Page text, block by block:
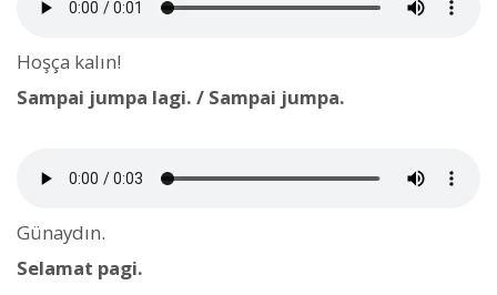
Hoşça kalın!
Sampai jumpa lagi. / Sampai jumpa.
Günaydın.
Selamat pagi.